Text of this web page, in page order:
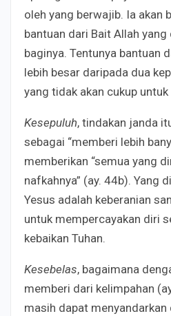
oleh yang berwajib. Ia akan
bantuan dari Bait Allah yang
baginya. Tentunya bantuan
lebih besar daripada dua
yang tidak akan cukup
Kesepuluh, tindakan janda
sebagai “memberi lebih
memberikan “semua yang
nafkahnya” (ay. 44b). Yang
Yesus adalah keberanian
untuk mempercayakan diri
kebaikan Tuhan.
Kesebelas, bagaimana
memberi dari kelimpahan
masih dapat